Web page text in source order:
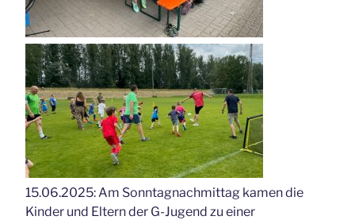
15.06.2025: Am Sonntagnachmittag kamen die
Kinder und Eltern der G-Jugend zu einer